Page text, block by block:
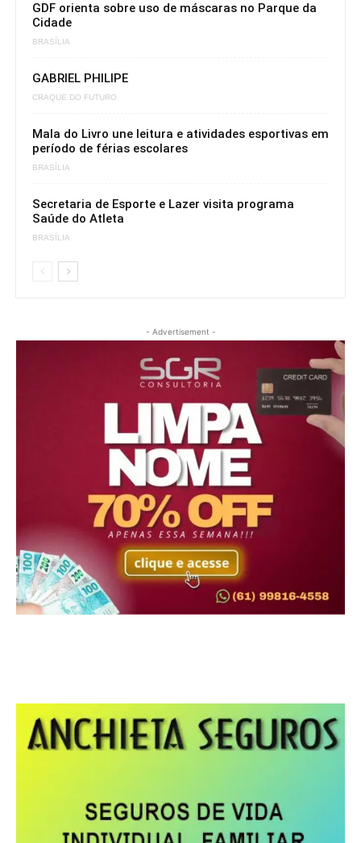
GDF orienta sobre uso de máscaras no Parque da
Cidade
BRASÍLIA
GABRIEL PHILIPE
CRAQUE DO FUTURO
Mala do Livro une leitura e atividades esportivas em
período de férias escolares
BRASÍLIA
Secretaria de Esporte e Lazer visita programa
Saúde do Atleta
BRASÍLIA
- Advertisement -